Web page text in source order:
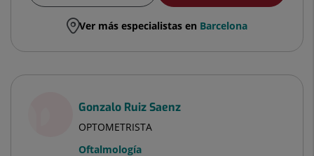
Ver más especialistas en Barcelona
Gonzalo Ruiz Saenz
OPTOMETRISTA
Oftalmología